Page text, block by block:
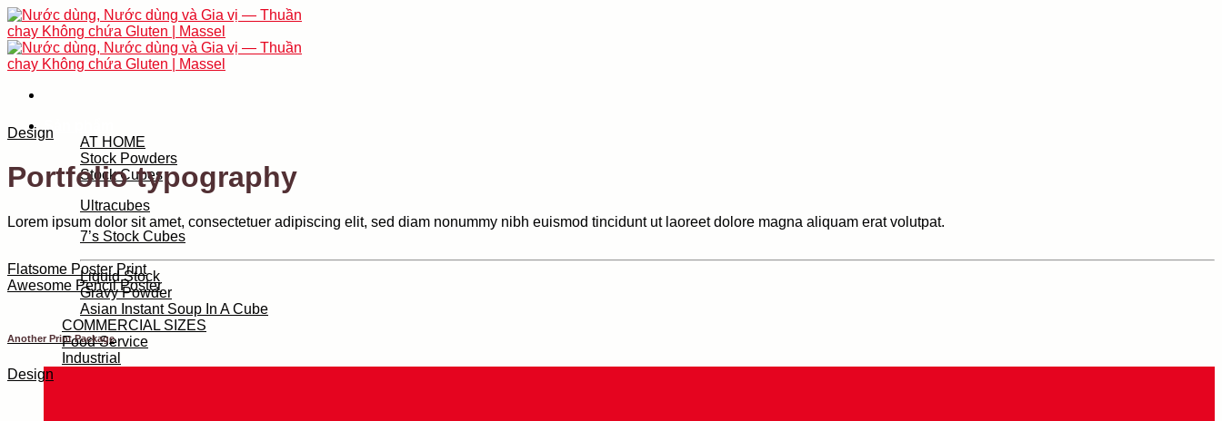
Skip
to
content
AT HOME
Stock Powders
Stock Cubes
Ultracubes
7’s Stock Cubes
Liquid Stock
Gravy Powder
Asian Instant Soup In A Cube
COMMERCIAL SIZES
Food Service
Industrial
Design
Portfolio typography
Lorem ipsum dolor sit amet, consectetuer adipiscing elit, sed diam nonummy nibh euismod tincidunt ut laoreet dolore magna aliquam erat volutpat.
Flatsome Poster Print
Awesome Pencil Poster
Another Print Package
Design